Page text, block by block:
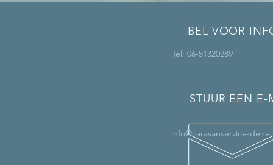
BEL VOOR
Tel: 06-51320289
STUUR EEN E-
info@caravanservice-